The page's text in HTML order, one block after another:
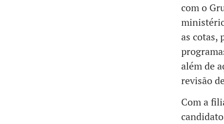
com o
as cotas,
além de
revisão
Com a